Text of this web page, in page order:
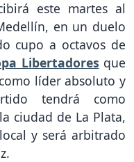
este martes al
en un duelo
cupo a octavos de
Libertadores que
líder absoluto y
tendrá como
ciudad de La Plata,
y será arbitrado